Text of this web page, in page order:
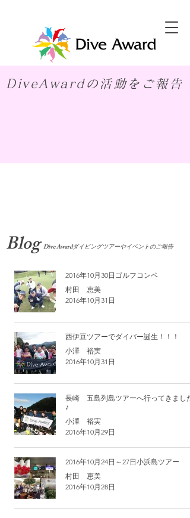
DiveAwardの活動をご報告
​BlogDive Awardダイビングツアーやイベントのご報告
2016年10月30日ゴルフコンペ
村田 恵美
2016年10月31日
西伊豆ツアーでダイバー誕生！！！
小澤 裕実
2016年10月31日
長崎 五島列島ツアーへ行ってきました
♪
小澤 裕実
2016年10月29日
2016年10月24日～27日小浜島ツアー
村田 恵美
2016年10月28日